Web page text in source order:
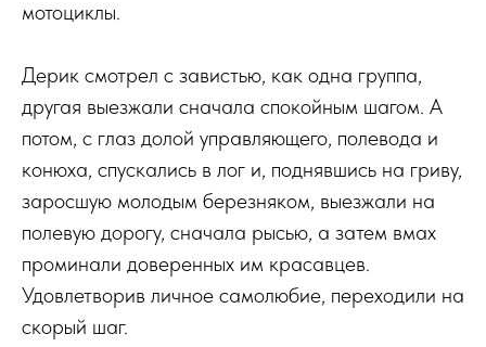
мотоциклы.
Дерик смотрел с завистью, как одна группа,
другая выезжали сначала спокойным шагом. А
потом, с глаз долой управляющего, полевода и
конюха, спускались в лог и, поднявшись на гриву,
заросшую молодым березняком, выезжали на
полевую дорогу, сначала рысью, а затем вмах
проминали доверенных им красавцев.
Удовлетворив личное самолюбие, переходили на
скорый шаг.